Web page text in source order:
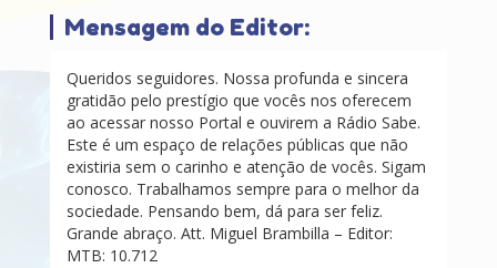
Mensagem do Editor:
Queridos seguidores. Nossa profunda e sincera
gratidão pelo prestígio que vocês nos oferecem
ao acessar nosso Portal e ouvirem a Rádio Sabe.
Este é um espaço de relações públicas que não
existiria sem o carinho e atenção de vocês. Sigam
conosco. Trabalhamos sempre para o melhor da
sociedade. Pensando bem, dá para ser feliz.
Grande abraço. Att. Miguel Brambilla – Editor:
MTB: 10.712